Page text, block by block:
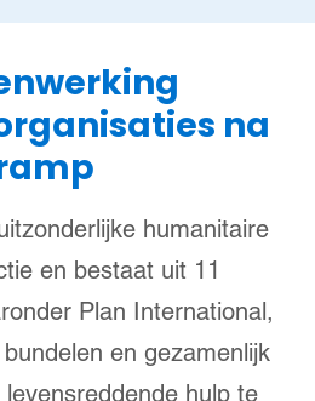
na
humanitaire
en bestaat uit 11
Plan International,
en gezamenlijk
hulp te